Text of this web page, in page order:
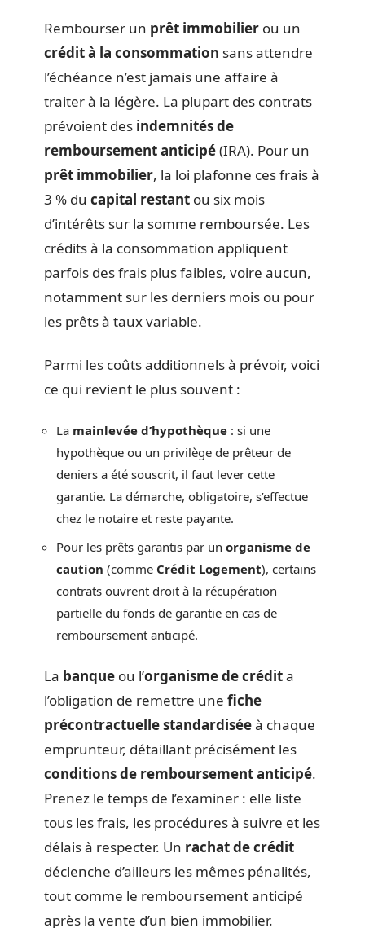
Rembourser un prêt immobilier ou un
crédit à la consommation sans attendre
l’échéance n’est jamais une affaire à
traiter à la légère. La plupart des contrats
prévoient des indemnités de
remboursement anticipé(IRA). Pour un
prêt immobilier, la loi plafonne ces frais à
3 % du capital restant ou six mois
d’intérêts sur la somme remboursée. Les
crédits à la consommation appliquent
parfois des frais plus faibles, voire aucun,
notamment sur les derniers mois ou pour
les prêts à taux variable.
Parmi les coûts additionnels à prévoir, voici
ce qui revient le plus souvent :
La mainlevée d’hypothèque : si une
hypothèque ou un privilège de prêteur de
deniers a été souscrit, il faut lever cette
garantie. La démarche, obligatoire, s’effectue
chez le notaire et reste payante.
Pour les prêts garantis par un organisme de
caution (comme Crédit Logement), certains
contrats ouvrent droit à la récupération
partielle du fonds de garantie en cas de
remboursement anticipé.
La banque ou l’organisme de crédita
l’obligation de remettre une fiche
précontractuelle standardiséeà chaque
emprunteur, détaillant précisément les
conditions de remboursement anticipé.
Prenez le temps de l’examiner : elle liste
tous les frais, les procédures à suivre et les
délais à respecter. Un rachat de crédit
déclenche d’ailleurs les mêmes pénalités,
tout comme le remboursement anticipé
après la vente d’un bien immobilier.